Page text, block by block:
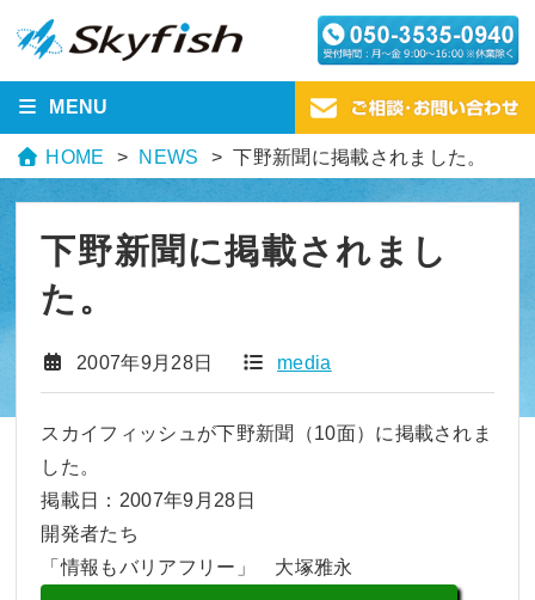
MENU
HOME NEWS 下野新聞に掲載されました。
下野新聞に掲載されまし
た。
2007年9月28日 media
スカイフィッシュが下野新聞（10面）に掲載されま
した。
掲載日：2007年9月28日
開発者たち
「情報もバリアフリー」 大塚雅永